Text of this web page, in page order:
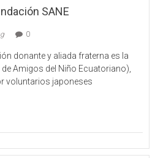
SANE
0
donante y aliada fraterna es la
Amigos del Niño Ecuatoriano),
voluntarios japoneses